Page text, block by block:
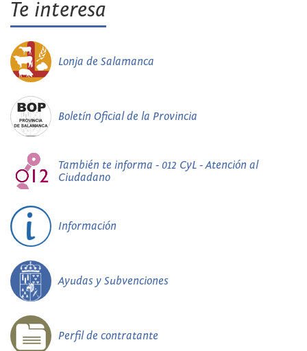
Te interesa
Lonja de Salamanca
Boletín Oficial de la Provincia
También te informa - 012 CyL - Atención al
Ciudadano
Información
Ayudas y Subvenciones
Perfil de contratante